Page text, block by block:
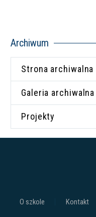
Archiwum
Strona archiwalna
Galeria archiwalna
Projekty
O szkole Kontakt